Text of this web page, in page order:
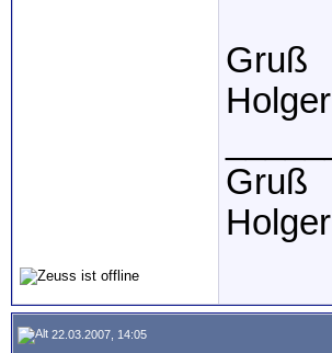
Gruß
Holger
Gruß
Holger
22.03.2007, 14:05